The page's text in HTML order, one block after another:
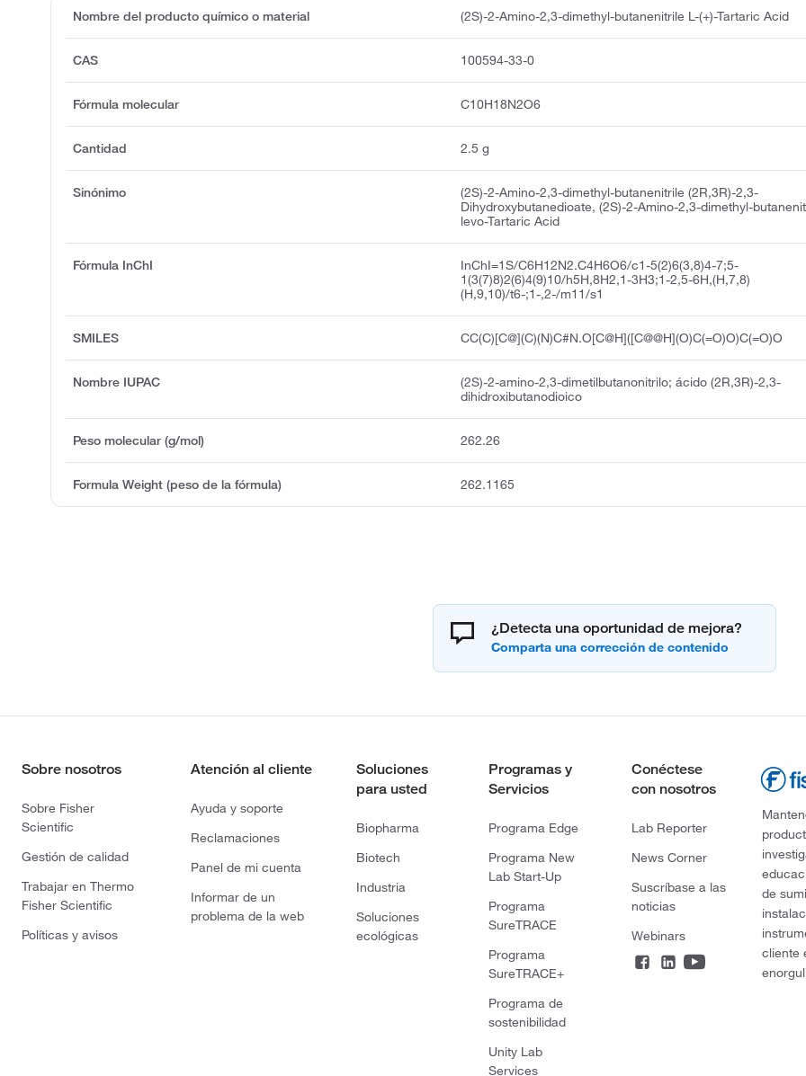
Nombre del producto químico o material (2S)-2-Amino-2,3-dimethyl-butanenitrile L-(+)-Tartaric Acid
CAS 100594-33-0
Fórmula molecular C10H18N2O6
Cantidad 2.5 g
Sinónimo
(2S)-2-Amino-2,3-dimethyl-butanenitrile (2R,3R)-2,3-
Dihydroxybutanedioate, (2S)-2-Amino-2,3-dimethyl-
levo-Tartaric Acid
Fórmula InChI
InChI=1S/C6H12N2.C4H6O6/c1-5(2)6(3,8)4-7;5-
1(3(7)8)2(6)4(9)10/h5H,8H2,1-3H3;1-2,5-6H,(H,7,8)
(H,9,10)/t6-;1-,2-/m11/s1
SMILES CC(C)[C@](C)(N)C#N.O[C@H]([C@@H](O)C(=O)O)C(=O)O
Nombre IUPAC
(2S)-2-amino-2,3-dimetilbutanonitrilo; ácido (2R,3R)-2,3-
dihidroxibutanodioico
Peso molecular (g/mol) 262.26
Formula Weight (peso de la fórmula) 262.1165
¿Detecta una oportunidad de mejora?
Sobre nosotros
Sobre Fisher
Scientific
Gestión de calidad
Trabajar en Thermo
Fisher Scientific
Políticas y avisos
Atención al cliente
Ayuda y soporte
Reclamaciones
Panel de mi cuenta
Informar de un
problema de la web
Soluciones
para usted
Biopharma
Biotech
Industria
Soluciones
ecológicas
Programas y
Servicios
Programa Edge
Programa New
Lab Start-Up
Programa
SureTRACE
Programa
SureTRACE+
Programa de
sostenibilidad
Unity Lab
Services
Conéctese
con nosotros
Lab Reporter
News Corner
Suscríbase a las
noticias
Webinars
de
cliente